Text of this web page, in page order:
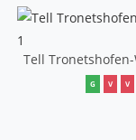
Tell
G V V